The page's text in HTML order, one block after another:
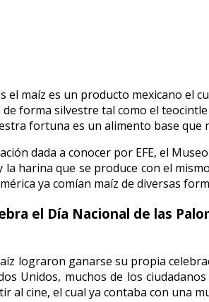
el maíz es un producto mexicano el
forma silvestre tal como el
fortuna es un alimento base
dada a conocer por EFE, el
la harina que se produce con el
ya comían maíz de diversas
el Día Nacional de las
lograron ganarse su propia
Unidos, muchos de los
al cine, el cual ya contaba con una